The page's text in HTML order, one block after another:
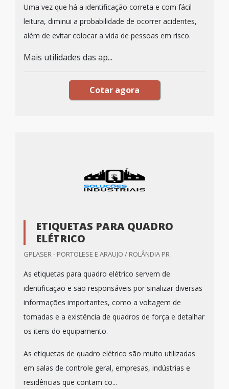
Uma vez que há a identificação correta e com fácil
leitura, diminui a probabilidade de ocorrer acidentes,
além de evitar colocar a vida de pessoas em risco.
Mais utilidades das ap...
Cotar agora
ETIQUETAS PARA QUADRO
ELÉTRICO
GPLASER - PORTOLESE E ARAUJO / ROLÂNDIA PR
As etiquetas para quadro elétrico servem de
identificação e são responsáveis por sinalizar diversas
informações importantes, como a voltagem de
tomadas e a existência de quadros de força e detalhar
os itens do equipamento.
As etiquetas de quadro elétrico são muito utilizadas
em salas de controle geral, empresas, indústrias e
residências que contam co...